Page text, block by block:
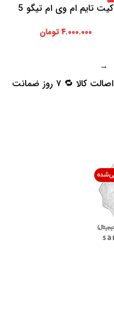
کیت تایم ام وی ام تیگو 5
۴.۰۰۰.۰۰۰تومان
→
🚚 ارسال سریع به سراسر کشور ✅ ضمانت اصالت کالا 🔁 ۷ روز ضمانت